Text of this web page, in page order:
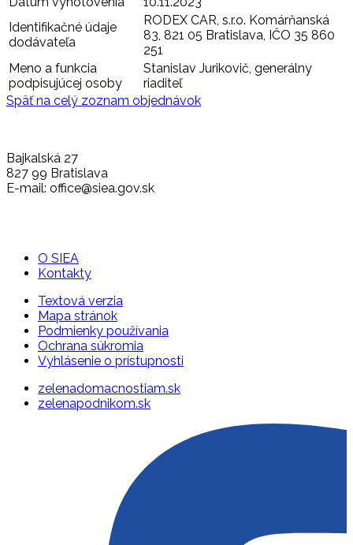
Identifikačné údaje
dodávateľa
RODEX CAR, s.r.o. Komárňanská
83, 821 05 Bratislava, IČO 35 860
251
Meno a funkcia
podpisujúcej osoby
Stanislav Jurikovič, generálny
riaditeľ
Späť na celý zoznam objednávok
Bajkalská 27
827 99 Bratislava
E-mail: office@siea.gov.sk
O SIEA
Kontakty
Textová verzia
Mapa stránok
Podmienky používania
Ochrana súkromia
Vyhlásenie o prístupnosti
zelenadomacnostiam.sk
zelenapodnikom.sk